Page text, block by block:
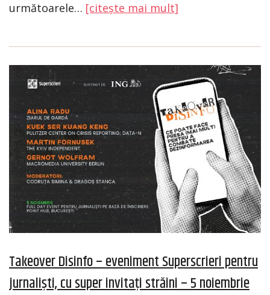
următoarele… [citește mai mult]
Takeover Disinfo – eveniment Superscrieri pentru
jurnaliști, cu super invitați străini – 5 noiembrie